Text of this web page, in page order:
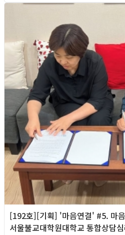
[192호][기획] '마음연결' #5. 마
서울불교대학원대학교 통합상담